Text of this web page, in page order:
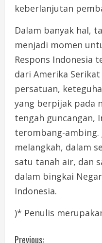
keberlanjutan
Dalam banyak hal,
menjadi momen
Respons Indonesia
dari Amerika
persatuan,
yang berpijak pada
tengah guncangan,
terombang-ambing.
melangkah, dalam
satu tanah air, dan
dalam bingkai
Indonesia.
)* Penulis
Previous: